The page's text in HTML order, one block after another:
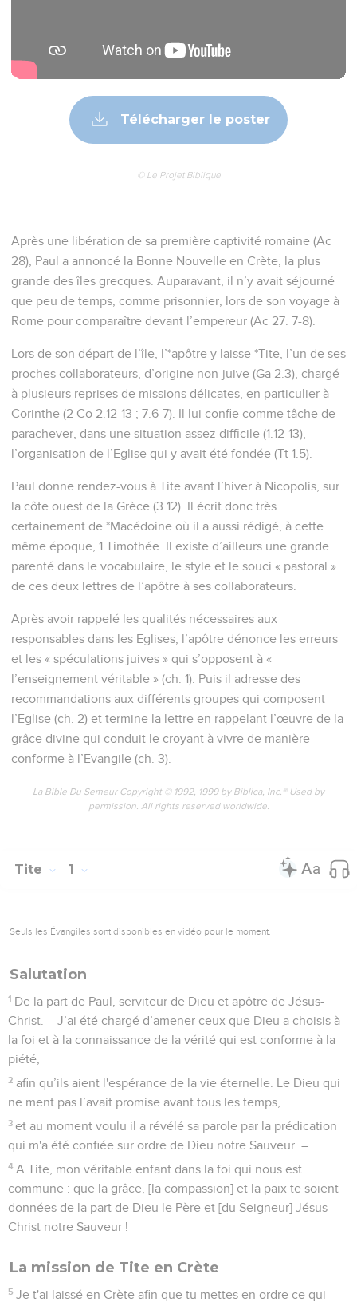
Télécharger le poster
© Le Projet Biblique
Après une libération de sa première captivité romaine (Ac
28), Paul a annoncé la Bonne Nouvelle en Crète, la plus
grande des îles grecques. Auparavant, il n’y avait séjourné
que peu de temps, comme prisonnier, lors de son voyage à
Rome pour comparaître devant l’empereur (Ac 27. 7-8).
Lors de son départ de l’île, l’*apôtre y laisse *Tite, l’un de ses
proches collaborateurs, d’origine non-juive (Ga 2.3), chargé
à plusieurs reprises de missions délicates, en particulier à
Corinthe (2 Co 2.12-13 ; 7.6-7). Il lui confie comme tâche de
parachever, dans une situation assez difficile (1.12-13),
l’organisation de l’Eglise qui y avait été fondée (Tt 1.5).
Paul donne rendez-vous à Tite avant l’hiver à Nicopolis, sur
la côte ouest de la Grèce (3.12). Il écrit donc très
certainement de *Macédoine où il a aussi rédigé, à cette
même époque, 1 Timothée. Il existe d’ailleurs une grande
parenté dans le vocabulaire, le style et le souci « pastoral »
de ces deux lettres de l’apôtre à ses collaborateurs.
Après avoir rappelé les qualités nécessaires aux
responsables dans les Eglises, l’apôtre dénonce les erreurs
et les « spéculations juives » qui s’opposent à «
l’enseignement véritable » (ch. 1). Puis il adresse des
recommandations aux différents groupes qui composent
l’Eglise (ch. 2) et termine la lettre en rappelant l’œuvre de la
grâce divine qui conduit le croyant à vivre de manière
conforme à l’Evangile (ch. 3).
La Bible Du Semeur Copyright © 1992, 1999 by Biblica, Inc.® Used by
permission. All rights reserved worldwide.
Tite 1
Seuls les Évangiles sont disponibles en vidéo pour le moment.
Salutation
1 De la part de Paul, serviteur de Dieu et apôtre de Jésus-
Christ. – J’ai été chargé d’amener ceux que Dieu a choisis à
la foi et à la connaissance de la vérité qui est conforme à la
piété,
2 afin qu’ils aient l'espérance de la vie éternelle. Le Dieu qui
ne ment pas l’avait promise avant tous les temps,
3 et au moment voulu il a révélé sa parole par la prédication
qui m'a été confiée sur ordre de Dieu notre Sauveur. –
4 A Tite, mon véritable enfant dans la foi qui nous est
commune : que la grâce, [la compassion] et la paix te soient
données de la part de Dieu le Père et [du Seigneur] Jésus-
Christ notre Sauveur !
La mission de Tite en Crète
5 Je t'ai laissé en Crète afin que tu mettes en ordre ce qui